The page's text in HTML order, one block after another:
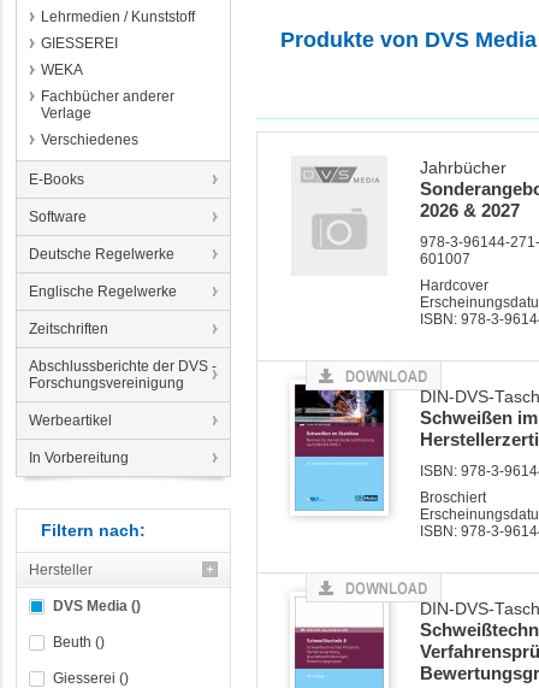
Lehrmedien / Kunststoff
GIESSEREI
WEKA
Fachbücher anderer
Verlage
Verschiedenes
E-Books
Software
Deutsche Regelwerke
Englische Regelwerke
Zeitschriften
Abschlussberichte der DVS -
Forschungsvereinigung
Werbeartikel
In Vorbereitung
Filtern nach:
Hersteller
DVS Media ()
Beuth ()
Giesserei ()
Produkte von DVS Media
Jahrbücher
2026 & 2027
978-3-96144-
601007
Hardcover
ISBN: 978-3-
DIN-DVS-
Schweißen
ISBN: 978-3-
Broschiert
ISBN: 978-3-
DIN-DVS-